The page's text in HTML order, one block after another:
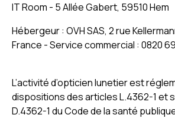
IT Room - 5 Allée Gabert, 59510 Hem
Hébergeur : OVH SAS, 2 rue
France - Service commercial : 0820
L’activité d’opticien lunetier est
dispositions des articles L.4362-1 et
D.4362-1 du Code de la santé